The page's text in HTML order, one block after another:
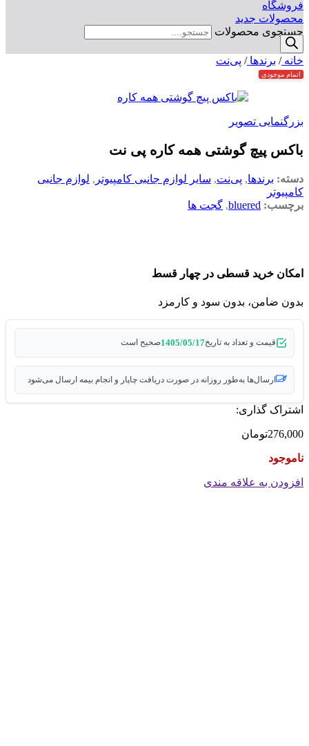
فروشگاه
محصولات جدید
جستجوی محصولات
خانه/ برندها/ پی‌نت
اتمام موجودی
بزرگنمایی تصویر
باکس پیچ گوشتی همه کاره پی نت
دسته: برندها, پی‌نت, سایر لوازم جانبی کامپیوتر , لوازم جانبی
کامپیوتر
برچسب: bluered
, گجت ها
امکان خرید قسطی در چهار قسط
بدون ضامن، بدون سود و کارمزد
قیمت و تعداد به تاریخ1405/05/17صحیح است
ارسال‌ها به‌طور روزانه در صورت دریافت چاپار و انجام بیمه ارسال می‌شود
اشتراک گذاری:
276,000تومان
ناموجود
افزودن به علاقه مندی